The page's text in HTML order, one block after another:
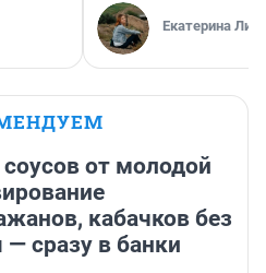
Екатерина
от молодой
кабачков без
— сразу в банки